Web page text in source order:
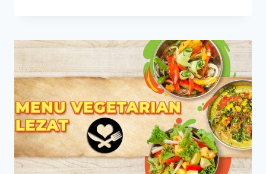
KULINER
DAGING